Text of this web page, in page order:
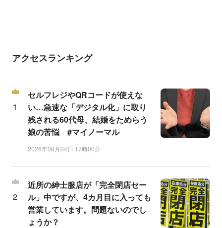
アクセスランキング
セルフレジやQRコードが使えな
い…急速な「デジタル化」に取り
残される60代母、結婚をためらう
娘の苦悩 #マイノーマル
2026年08月04日 17時00分
近所の紳士服店が「完全閉店セー
ル」中ですが、4カ月目に入っても
営業しています。問題ないのでし
ょうか？